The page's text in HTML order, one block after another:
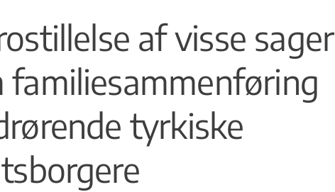
af visse sager
familiesammenføring
tyrkiske